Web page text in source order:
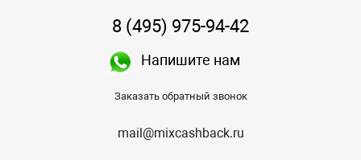
8 (495) 975-94-42
Напишите нам
Заказать обратный звонок
mail@mixcashback.ru